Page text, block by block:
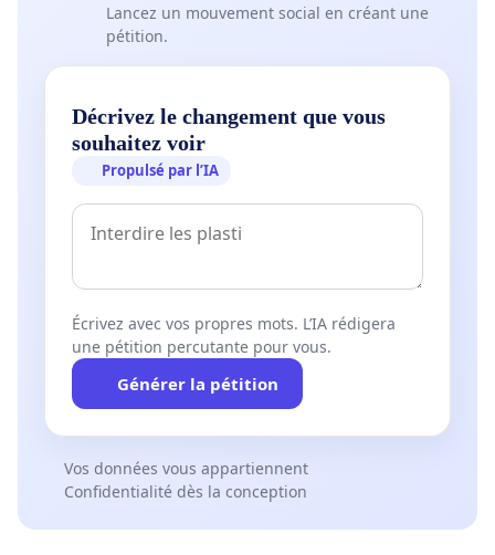
Lancez un mouvement social en créant une
pétition.
Décrivez le changement que vous
souhaitez voir
Propulsé par l’IA
Écrivez avec vos propres mots. L’IA rédigera
une pétition percutante pour vous.
Générer la pétition
Vos données vous appartiennent
Confidentialité dès la conception